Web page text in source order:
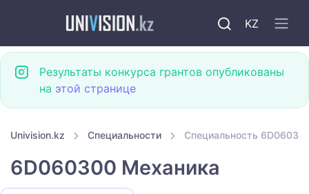
KZ
Результаты конкурса грантов опубликованы
на этой странице
Univision.kz Специальности Специальность
6D060300 Механика